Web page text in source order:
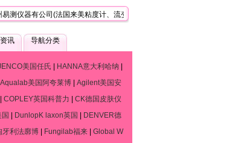
仪器有公司(法国来美粘度计、流变仪、质构仪技术服务中心)，是一家
讯 导航分类
美国任氏 HANNA意大利哈纳
Aqualab美国阿夸莱博
Agilent美国安
COPLEY英国科普力
CK德国皮肤仪
DunlopK laxon英国
DENVER德
牙利法廓博 Fungilab福来
Global W